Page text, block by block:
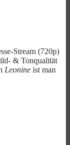
Stream (720p)
& Tonqualität
Leonine ist man